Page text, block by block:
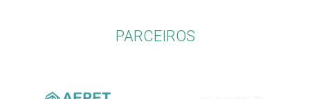
PARCEIROS